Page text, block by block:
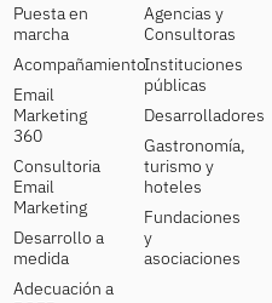
Puesta en
marcha
Acompañamiento
Email
Marketing
360
Consultoria
Email
Marketing
Desarrollo a
medida
Adecuación a
Agencias y
Consultoras
Instituciones
públicas
Desarrolladores
Gastronomía,
turismo y
hoteles
Fundaciones
y
asociaciones